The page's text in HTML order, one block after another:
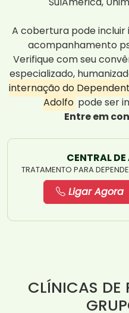
A cobertura pode incluir
acompanhamento
Verifique com seu
especializado,
internação do
Adolfo pode ser
Entre em
CENTRAL
TRATAMENTO PARA
Ligar Agora
CLÍNICAS DE